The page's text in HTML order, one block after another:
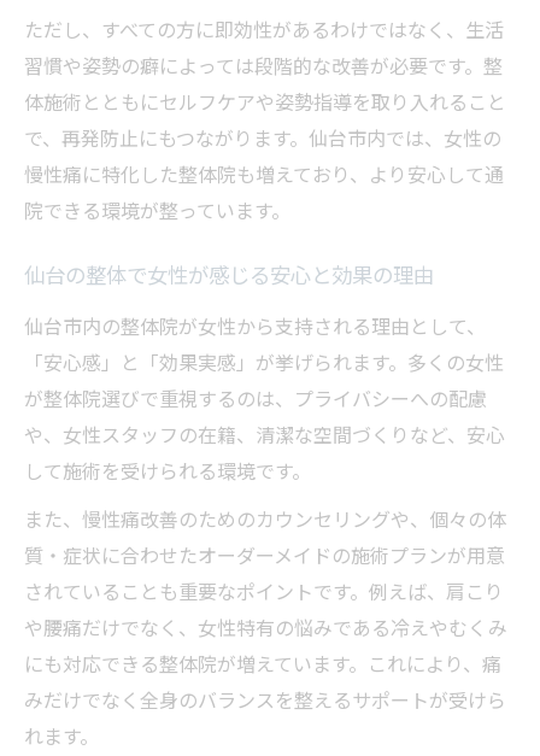
ただし、すべての方に即効性があるわけではなく、生活
習慣や姿勢の癖によっては段階的な改善が必要です。整
体施術とともにセルフケアや姿勢指導を取り入れること
で、再発防止にもつながります。仙台市内では、女性の
慢性痛に特化した整体院も増えており、より安心して通
院できる環境が整っています。
仙台の整体で女性が感じる安心と効果の理由
仙台市内の整体院が女性から支持される理由として、
「安心感」と「効果実感」が挙げられます。多くの女性
が整体院選びで重視するのは、プライバシーへの配慮
や、女性スタッフの在籍、清潔な空間づくりなど、安心
して施術を受けられる環境です。
また、慢性痛改善のためのカウンセリングや、個々の体
質・症状に合わせたオーダーメイドの施術プランが用意
されていることも重要なポイントです。例えば、肩こり
や腰痛だけでなく、女性特有の悩みである冷えやむくみ
にも対応できる整体院が増えています。これにより、痛
みだけでなく全身のバランスを整えるサポートが受けら
れます。